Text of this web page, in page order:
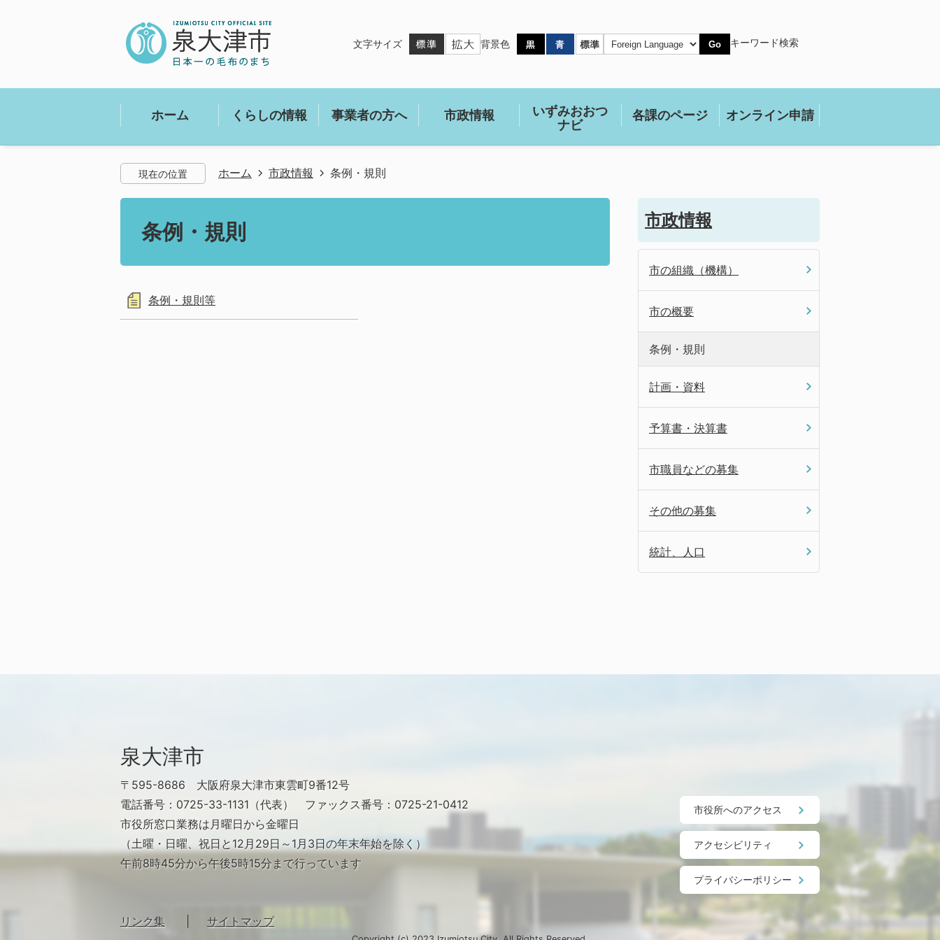
文字サイズ 背景色 Go キーワード検索
ホーム くらしの情報 事業者の方へ 市政情報
いずみおおつ
ナビ
各課のページ オンライン申請
現在の位置 ホーム 市政情報 条例・規則
条例・規則
条例・規則等
市政情報
市の組織（機構）
市の概要
条例・規則
計画・資料
予算書・決算書
市職員などの募集
その他の募集
統計、人口
泉大津市
〒595-8686 大阪府泉大津市東雲町9番12号
電話番号：0725-33-1131（代表） ファックス番号：0725-21-0412
市役所窓口業務は月曜日から金曜日
（土曜・日曜、祝日と12月29日～1月3日の年末年始を除く）
午前8時45分から午後5時15分まで行っています
市役所へのアクセス
アクセシビリティ
プライバシーポリシー
リンク集 サイトマップ